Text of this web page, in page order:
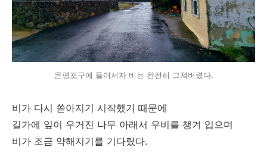
온평포구에 들어서자 비는 완전히 그쳐버렸다.
비가 다시 쏟아지기 시작했기 때문에
길가에 잎이 우거진 나무 아래서 우비를 챙겨 입으며
비가 조금 약해지기를 기다렸다.